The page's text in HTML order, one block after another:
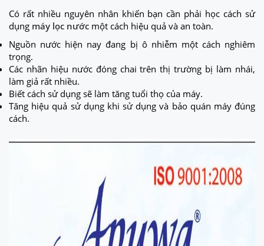
Có rất nhiều nguyên nhân khiến bạn cần phải học cách sử
dụng máy lọc nước một cách hiệu quả và an toàn.
Nguồn nước hiện nay đang bị ô nhiễm một cách nghiêm
trọng.
Các nhãn hiệu nước đóng chai trên thị trường bị làm nhái,
làm giả rất nhiều.
Biết cách sử dụng sẽ làm tăng tuổi thọ của máy.
Tăng hiệu quả sử dụng khi sử dụng và bảo quán máy đúng
cách.